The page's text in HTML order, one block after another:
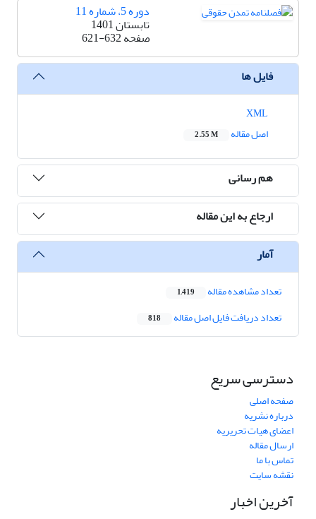
دوره 5، شماره 11
تابستان 1401
صفحه621-632
فایل ها
اصل مقاله
2.55 M
هم رسانی
ارجاع به این مقاله
آمار
تعداد مشاهده مقاله 1,419
تعداد دریافت فایل اصل مقاله 818
دسترسی سریع
صفحه اصلی
درباره نشریه
اعضای هیات تحریریه
ارسال مقاله
تماس با ما
نقشه سایت
آخرین اخبار